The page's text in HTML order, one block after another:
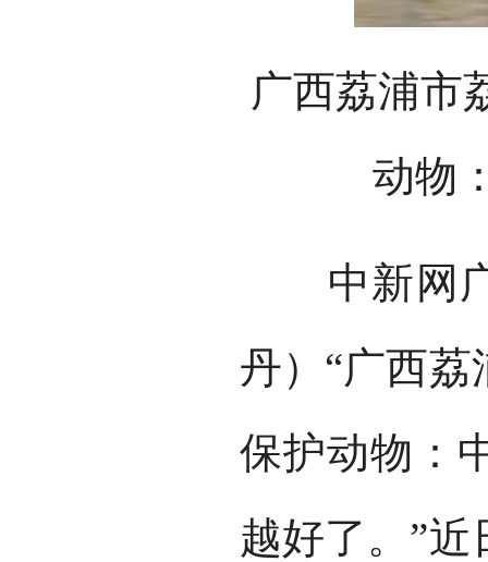
广西荔浦市
动物
中新网广
丹）“广西
保护动物：
越好了。”